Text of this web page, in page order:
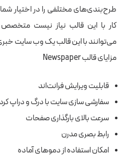
طرح‌بندی‌های مختلفی را در اختیار شما
کار با این قالب نیاز نیست متخصص
می‌توانند با این قالب یک وب سایت
مزایای قالب Newspaper
قابلیت ویرایش فرانت‌اند
سفارشی سازی سایت با درگ و دراپ
سرعت بالای بارگذاری صفحات
رابط بصری مدرن
امکان استفاده از دموهای آماده